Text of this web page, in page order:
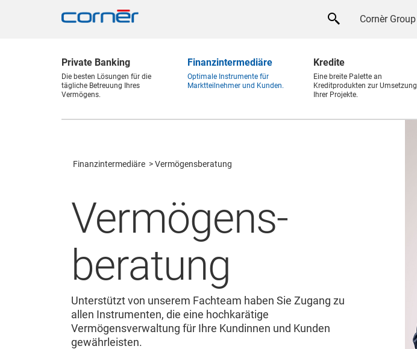
Cornèr Group
Private Banking
Die besten Lösungen für die
tägliche Betreuung Ihres
Vermögens.
Finanzintermediäre
Optimale Instrumente für
Marktteilnehmer und Kunden.
Kredite
Eine breite Palette an
Kreditprodukten zur Umsetzung
Ihrer Projekte.
Finanzintermediäre Vermögensberatung
Vermögens-
beratung
Unterstützt von unserem Fachteam haben Sie Zugang zu
allen Instrumenten, die eine hochkarätige
Vermögensverwaltung für Ihre Kundinnen und Kunden
gewährleisten.